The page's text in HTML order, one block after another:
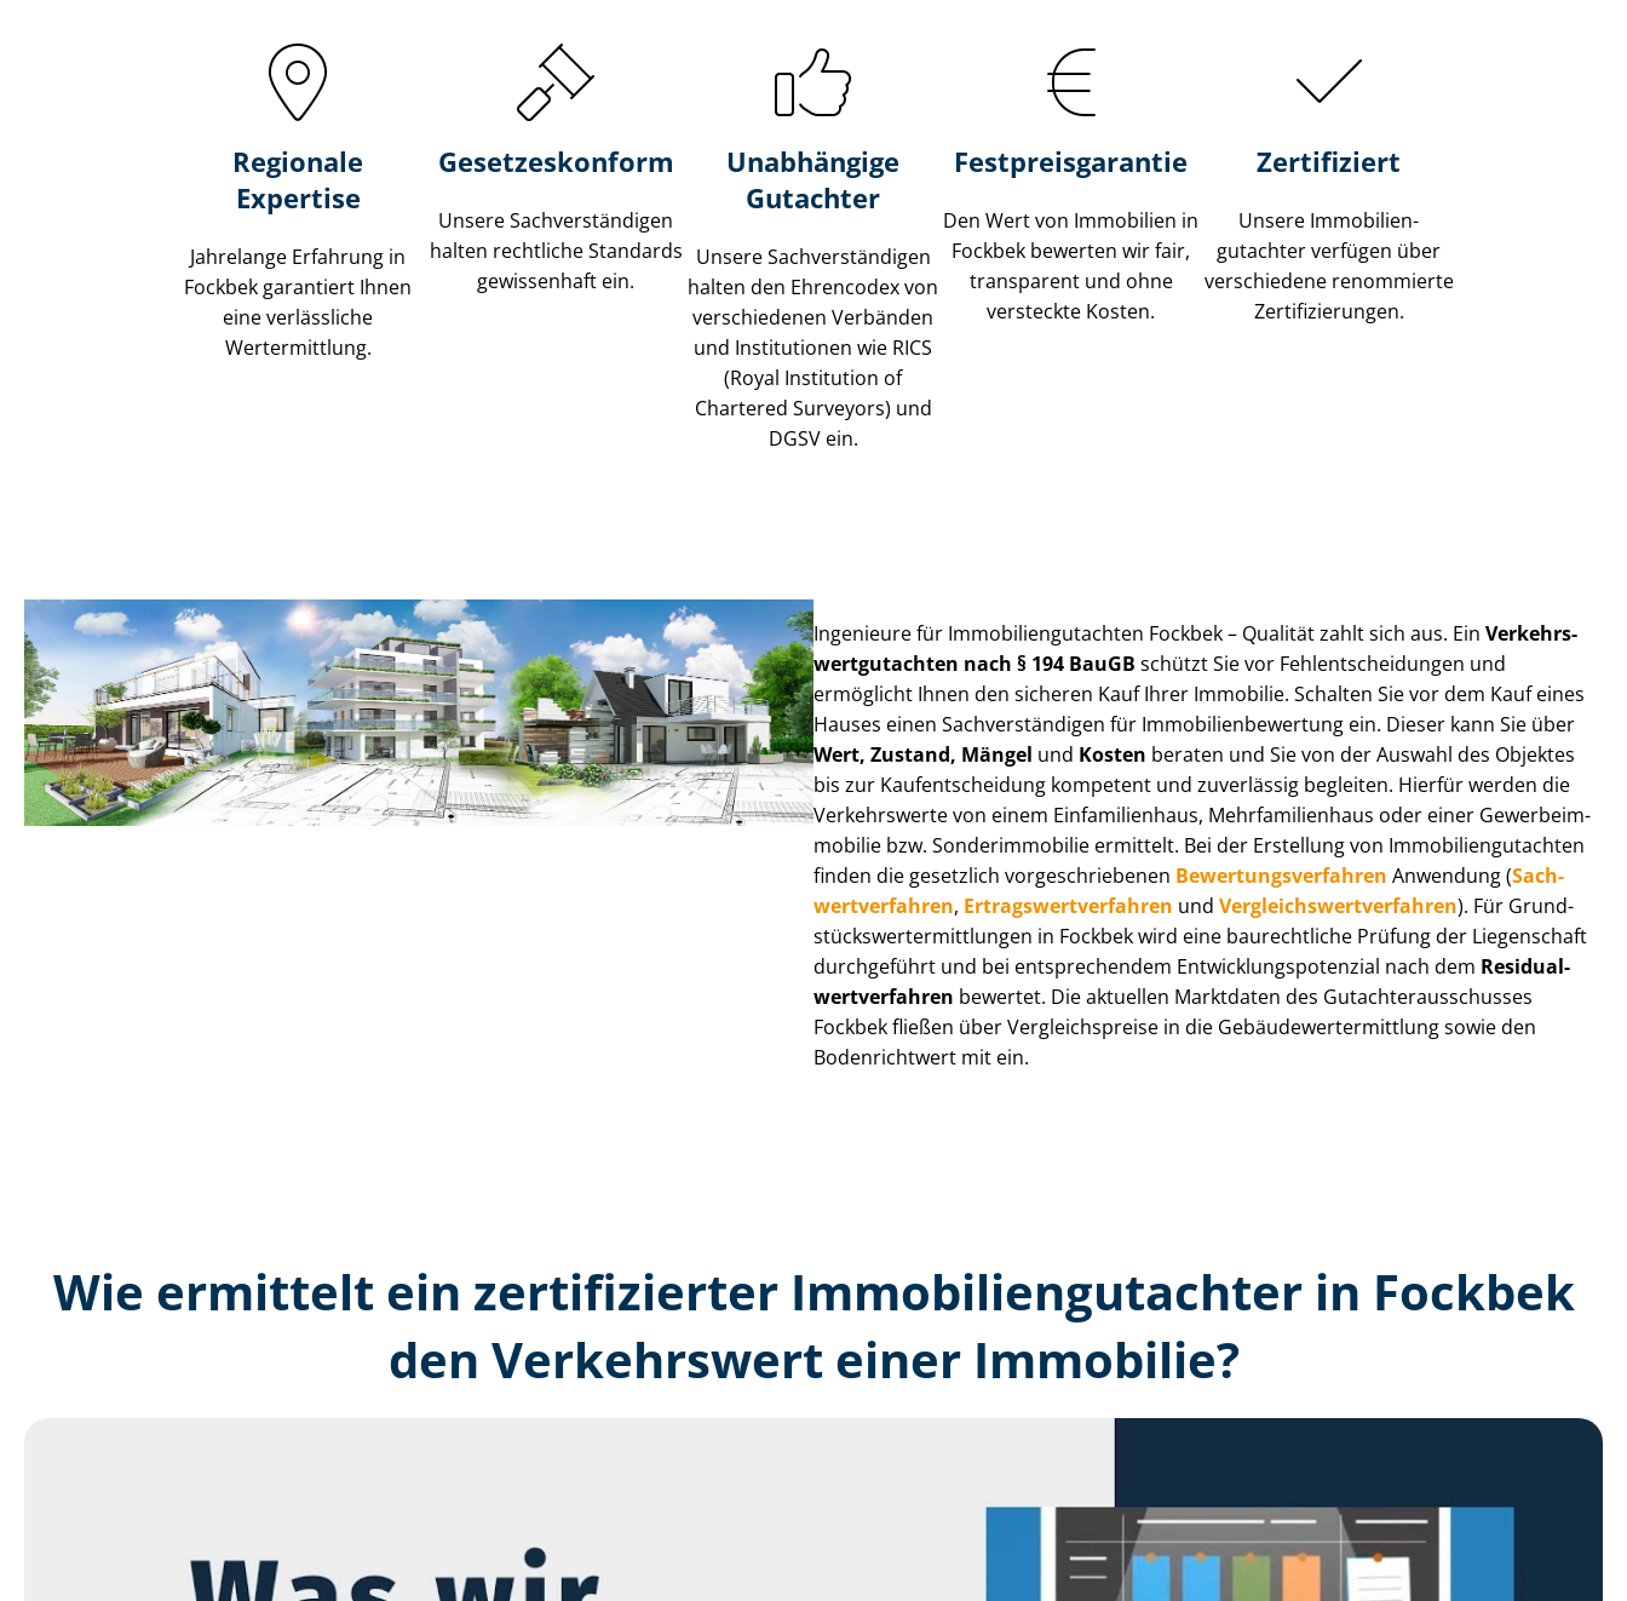
Regionale
Expertise
Jahrelange Erfahrung in
Fockbek garantiert Ihnen
eine verlässliche
Wertermittlung.
Gesetzes­konform
Unsere Sach­ver­stän­di­gen
halten rechtliche Standards
gewissenhaft ein.
Unabhängige
Gutachter
Unsere Sach­ver­stän­di­gen
halten den Ehrencodex von
verschiedenen Verbänden
und Institutionen wie RICS
(Royal Institution of
Chartered Surveyors) und
DGSV ein.
Festpreis​garantie
Den Wert von Immobilien in
Fockbek bewerten wir fair,
transparent und ohne
versteckte Kosten.
Zertifiziert
Unsere Immobilien­
gutachter verfügen über
verschiedene renommierte
Zer­ti­fi­zie­run­gen.
Ingenieure für Im­mo­bi­li­en­gut­ach­ten Fockbek – Qualität zahlt sich aus. Ein Ver­kehrs­
wert­gut­ach­ten nach § 194 BauGB schützt Sie vor Fehl­ent­schei­dun­gen und
ermöglicht Ihnen den sicheren Kauf Ihrer Immobilie. Schalten Sie vor dem Kauf eines
Hauses einen Sach­ver­stän­di­gen für Im­mo­bi­li­en­be­wer­tung ein. Dieser kann Sie über
Wert, Zustand, Mängel und Kosten beraten und Sie von der Auswahl des Objektes
bis zur Kauf­ent­schei­dung kompetent und zuverlässig begleiten. Hierfür werden die
Verkehrswerte von einem Einfamilienhaus, Mehr­fa­mi­li­en­haus oder einer Ge­wer­be­im­
mo­bi­lie bzw. Sonderimmobilie ermittelt. Bei der Erstellung von Im­mo­bi­li­en­gut­ach­ten
finden die gesetzlich vor­ge­schrie­be­nen Be­wer­tungs­ver­fah­ren Anwendung (Sach­
wert­ver­fah­ren, Er­trags­wert­ver­fah­ren und Ver­gleichs­wert­ver­fah­ren). Für Grund­
stücks­wert­ermitt­lun­gen in Fockbek wird eine baurechtliche Prüfung der Liegenschaft
durchgeführt und bei entsprechendem Ent­wick­lungs­po­ten­zi­al nach dem Re­si­du­al­
wert­ver­fah­ren bewertet. Die aktuellen Marktdaten des Gut­ach­ter­aus­schus­ses
Fockbek fließen über Ver­gleichs­prei­se in die Ge­bäu­de­wert­ermitt­lung sowie den
Bodenrichtwert mit ein.
Wie ermittelt ein zertifizierter Immobilien­gutachter in Fockbek
den Verkehrswert einer Immobilie?